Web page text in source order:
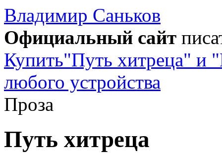
Владимир Саньков
Официальный сайт
Купить"Путь хитреца" и
любого устройства
Проза
Путь хитреца